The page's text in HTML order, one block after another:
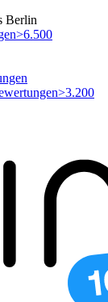
Berlin
>6.500
>3.200